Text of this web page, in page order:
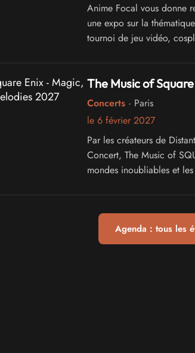
Anime Focal vous donne
une expo sur la
tournoi de jeu vidéo,
The Music of
Concerts· Paris
le 6 février 2027
Par les créateurs de
Concert, The Music of
mondes inoubliables et
Agenda : tous les